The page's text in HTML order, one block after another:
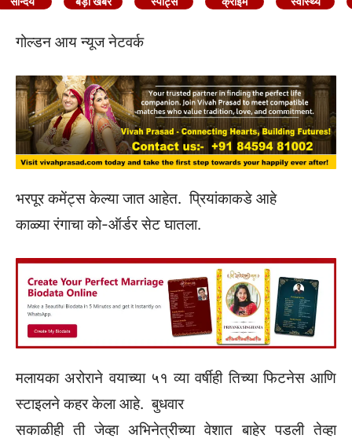
गोल्डन आय न्यूज नेटवर्क
भरपूर कमेंट्स केल्या जात आहेत. प्रियांकाकडे आहे
काळ्या रंगाचा को-ऑर्डर सेट घातला.
मलायका अरोराने वयाच्या ५१ व्या वर्षीही तिच्या फिटनेस आणि
स्टाइलने कहर केला आहे. बुधवार
सकाळीही ती जेव्हा अभिनेत्रीच्या वेशात बाहेर पडली तेव्हा